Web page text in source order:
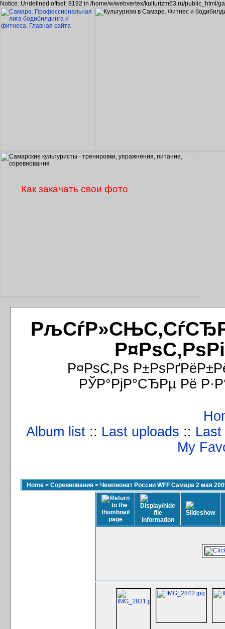
Notice: Undefined offset: 8192 in /home/w/webvertex/kulturizm63.ru/public_html/
Р¤РѕС‚Рѕ
РЎР°РјР°СЂРµ Рё
Album list :: Last uploads ::
My
Home > Соревнования > Чемпионат России WFF Самара 2 мая
Как закачать свои фото